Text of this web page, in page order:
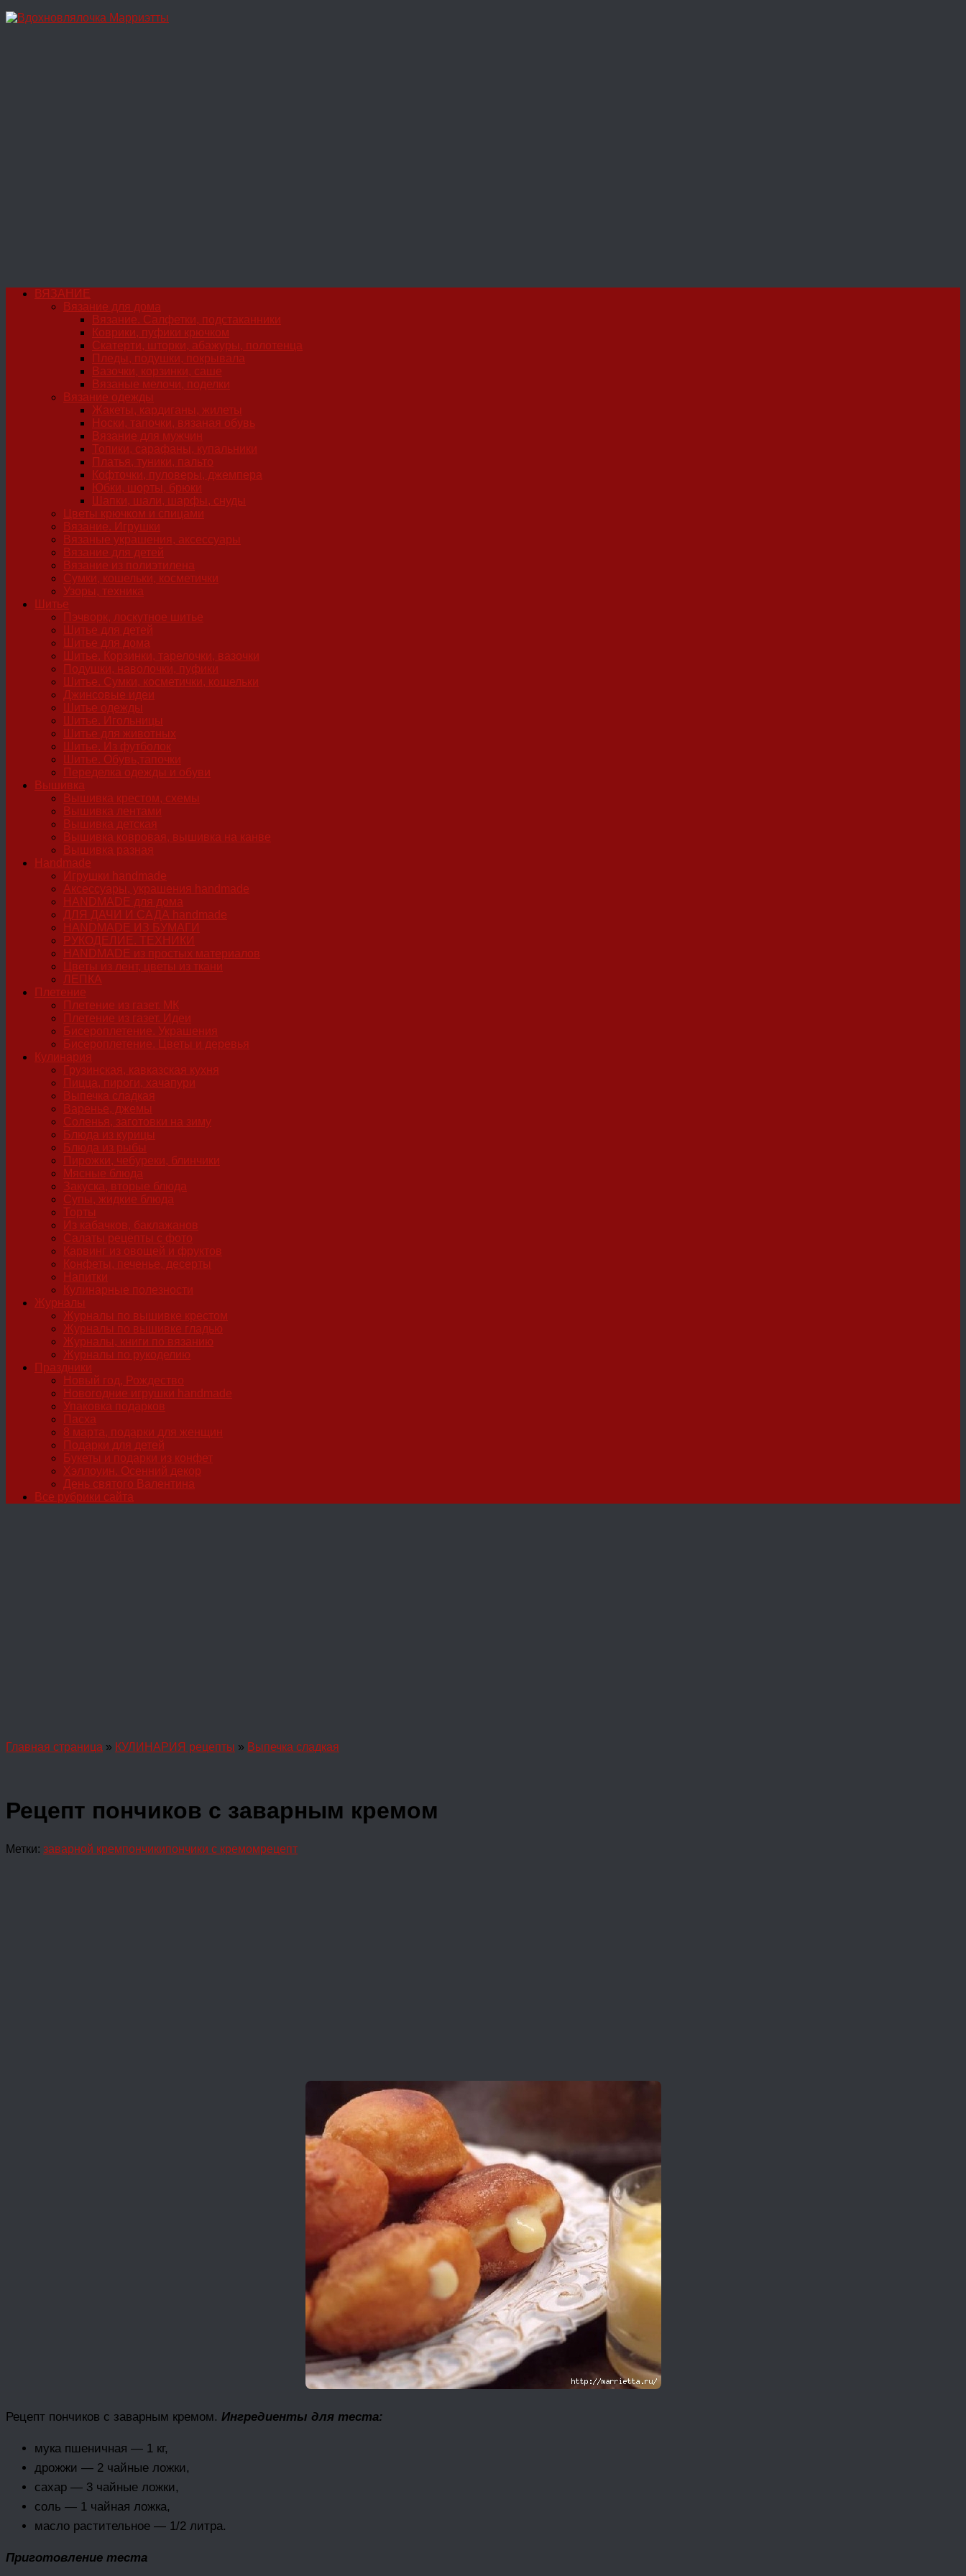
Перейти
ВЯЗАНИЕ
Вязание для дома
Вязание. Салфетки, подстаканники
Коврики, пуфики крючком
Скатерти, шторки, абажуры, полотенца
Пледы, подушки, покрывала
Вазочки, корзинки, саше
Вязаные мелочи, поделки
Вязание одежды
Жакеты, кардиганы, жилеты
Носки, тапочки, вязаная обувь
Вязание для мужчин
Топики, сарафаны, купальники
Платья, туники, пальто
Кофточки, пуловеры, джемпера
Юбки, шорты, брюки
Шапки, шали, шарфы, снуды
Цветы крючком и спицами
Вязание. Игрушки
Вязаные украшения, аксессуары
Вязание для детей
Вязание из полиэтилена
Сумки, кошельки, косметички
Узоры, техника
Шитье
Пэчворк, лоскутное шитье
Шитье для детей
Шитье для дома
Шитье. Корзинки, тарелочки, вазочки
Подушки, наволочки, пуфики
Шитье. Сумки, косметички, кошельки
Джинсовые идеи
Шитье одежды
Шитье. Игольницы
Шитье для животных
Шитье. Из футболок
Шитье. Обувь,тапочки
Переделка одежды и обуви
Вышивка
Вышивка крестом, схемы
Вышивка лентами
Вышивка детская
Вышивка ковровая, вышивка на канве
Вышивка разная
Handmade
Игрушки handmade
Аксессуары, украшения handmade
HANDMADE для дома
ДЛЯ ДАЧИ И САДА handmade
HANDMADE ИЗ БУМАГИ
РУКОДЕЛИЕ. ТЕХНИКИ
HANDMADE из простых материалов
Цветы из лент, цветы из ткани
ЛЕПКА
Плетение
Плетение из газет. МК
Плетение из газет. Идеи
Бисероплетение. Украшения
Бисероплетение. Цветы и деревья
Кулинария
Грузинская, кавказская кухня
Пицца, пироги, хачапури
Выпечка сладкая
Варенье, джемы
Соленья, заготовки на зиму
Блюда из курицы
Блюда из рыбы
Пирожки, чебуреки, блинчики
Мясные блюда
Закуска, вторые блюда
Супы, жидкие блюда
Торты
Из кабачков, баклажанов
Салаты рецепты с фото
Карвинг из овощей и фруктов
Конфеты, печенье, десерты
Напитки
Кулинарные полезности
Журналы
Журналы по вышивке крестом
Журналы по вышивке гладью
Журналы, книги по вязанию
Журналы по рукоделию
Праздники
Новый год, Рождество
Новогодние игрушки handmade
Упаковка подарков
Пасха
8 марта, подарки для женщин
Подарки для детей
Букеты и подарки из конфет
Хэллоуин. Осенний декор
День святого Валентина
Все рубрики сайта
Главная страница » КУЛИНАРИЯ рецепты » Выпечка сладкая
Рецепт пончиков с заварным кремом
Метки: заварной кремпончикипончики с кремомрецепт
Рецепт пончиков с заварным кремом. Ингредиенты для теста:
мука пшеничная — 1 кг,
дрожжи — 2 чайные ложки,
сахар — 3 чайные ложки,
соль — 1 чайная ложка,
масло растительное — 1/2 литра.
Приготовление теста